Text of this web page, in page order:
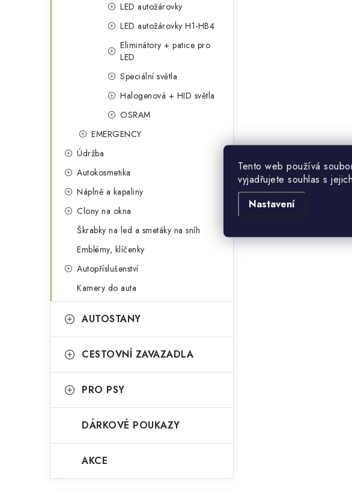
Tento web používá
vyjadřujete souhlas s
Nastavení
LED autožárovky
LED autožárovky H1-HB4
Eliminátory + patice pro
LED
Speciální světla
Halogenová + HID světla
OSRAM
EMERGENCY
Údržba
Autokosmetika
Náplně a kapaliny
Clony na okna
Škrabky na led a smetáky na sníh
Emblémy, klíčenky
Autopříslušenství
Kamery do auta
AUTOSTANY
CESTOVNÍ ZAVAZADLA
PRO PSY
DÁRKOVÉ POUKAZY
AKCE